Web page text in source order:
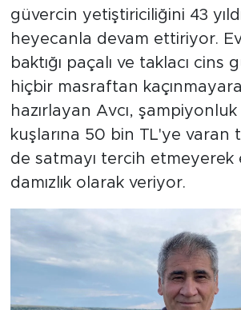
güvercin yetiştiriciliğini 43
heyecanla devam ettiriyor.
baktığı paçalı ve taklacı cins
hiçbir masraftan
hazırlayan Avcı, şampiyonluk
kuşlarına 50 bin TL'ye varan
de satmayı tercih etmeyerek
damızlık olarak veriyor.